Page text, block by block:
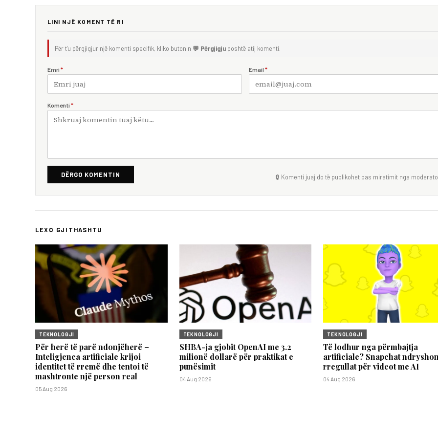
LINI NJË KOMENT TË RI
Për t'u përgjigjur një komenti specifik, kliko butonin 💬 Përgjigju poshtë atij komenti.
Emri * Email *
Komenti *
DËRGO KOMENTIN 🔒 Komenti juaj do të publikohet pas miratimit nga
LEXO GJITHASHTU
TEKNOLOGJI
Për herë të parë ndonjëherë –
Inteligjenca artificiale krijoi
identitet të rremë dhe tentoi të
mashtronte një person real
05 Aug 2026
TEKNOLOGJI
SHBA-ja gjobit OpenAI me 3.2
milionë dollarë për praktikat e
punësimit
04 Aug 2026
TEKNOLOGJI
Të lodhur nga përmbajtja
artificiale? Snapchat
rregullat për videot me AI
04 Aug 2026